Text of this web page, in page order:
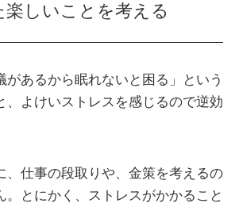
楽しいことを考える
があるから眠れないと困る」という
、よけいストレスを感じるので逆効
、仕事の段取りや、金策を考えるの
。とにかく、ストレスがかかること